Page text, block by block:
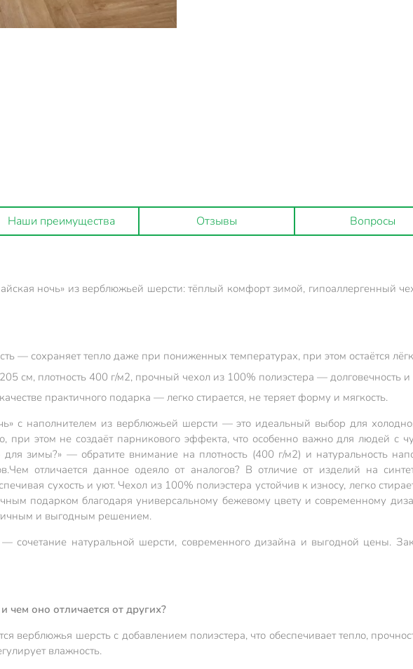
Наши преимущества Отзывы Вопросы
ночь» из верблюжьей шерсти: тёплый комфорт зимой, гипоаллергенный
— сохраняет тепло даже при пониженных температурах, при этом остаётся
см, плотность 400 г/м2, прочный чехол из 100% полиэстера — долговечность и
практичного подарка — легко стирается, не теряет форму и мягкость.
с наполнителем из верблюжьей шерсти — это идеальный выбор для
при этом не создаёт парникового эффекта, что особенно важно для людей с
зимы?» — обратите внимание на плотность (400 г/м2) и натуральность
Чем отличается данное одеяло от аналогов? В отличие от изделий на
сухость и уют. Чехол из 100% полиэстера устойчив к износу, легко
подарком благодаря универсальному бежевому цвету и современному
и выгодным решением.
сочетание натуральной шерсти, современного дизайна и выгодной цены.
чем оно отличается от других?
верблюжья шерсть с добавлением полиэстера, что обеспечивает тепло,
влажность.